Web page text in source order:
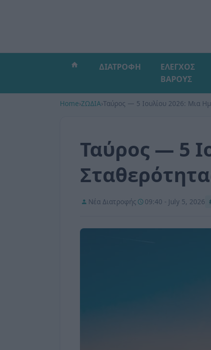
ΔΙΑΤΡΟΦΗ
ΕΛΕΓΧΟΣ
ΒΑΡΟΥΣ
Home›ΖΩΔΙΑ›Ταύρος — 5 Ιουλίου 2026: Μια
Ταύρος — 5
Νέα Διατροφής 09:40 - July 5, 2026